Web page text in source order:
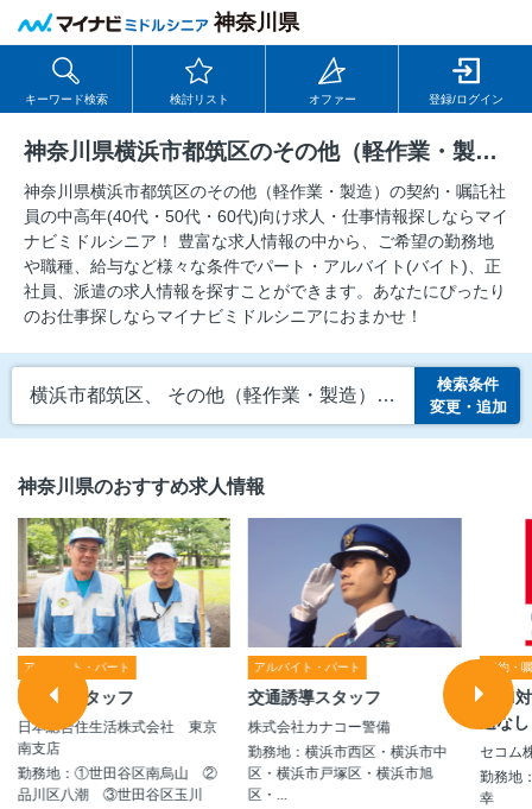
神奈川県
キーワード検索 検討リスト オファー 登録/ログイン
神奈川県横浜市都筑区のその他（軽作業・製造）の契約・嘱託社員の求人
神奈川県横浜市都筑区のその他（軽作業・製造）の契約・嘱託社
員の中⾼年(40代・50代・60代)向け求⼈・仕事情報探しならマイ
ナビミドルシニア！ 豊富な求人情報の中から、ご希望の勤務地
や職種、給与など様々な条件でパート・アルバイト(バイト)、正
社員、派遣の求人情報を探すことができます。あなたにぴったり
のお仕事探しならマイナビミドルシニアにおまかせ！
横浜市都筑区、 その他（軽作業・製造）、 契約・嘱託社員
検索条件
変更・追加
神奈川県のおすすめ求人情報
アルバイト・パート
お掃除スタッフ
日本総合住生活株式会社 東京
南支店
勤務地：①世田谷区南烏山 ②
品川区八潮 ③世田谷区玉川
アルバイト・パート
交通誘導スタッフ
株式会社カナコー警備
勤務地：横浜市西区・横浜市中
区・横浜市戸塚区・横浜市旭
区・...
契約・
ATM
送な
セコム
勤務地
幸